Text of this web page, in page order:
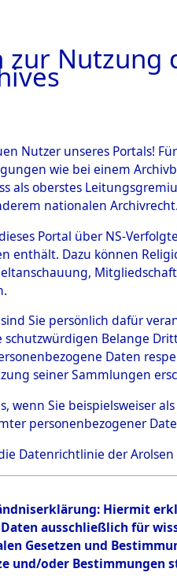
8Akten
FRANZ
SCHMALZBAUER,
geb. 9. August 1884
Land
Österreich
Häftlingsnummer
70123
DOKUMENTE
Nutzung
Nutzer unseres Portals!
wie bei einem
als oberstes
nationalen
Portal über NS-
enthält. Dazu können
Sie persönlich dafür
schutzwürdigen Belange
Daten
seiner Sammlungen
wenn Sie beispielsweiser
personenbezogener
Datenrichtlinie der Arolsen
Hiermit
ausschließlich für
Gesetzen und
und/oder Bestimmungen